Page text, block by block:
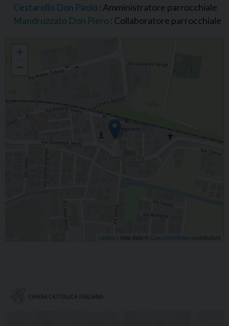
Cestarollo Don Paolo : Amministratore parrocchiale
Mandruzzato Don Piero : Collaboratore parrocchiale
+
−
Leaflet | Map data © OpenStreetMap contributors